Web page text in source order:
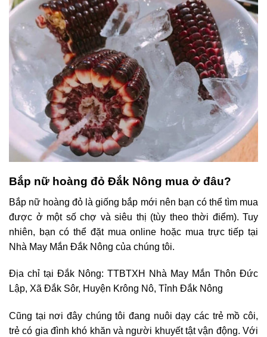
Bắp nữ hoàng đỏ Đắk Nông mua ở đâu?
Bắp nữ hoàng đỏ là giống bắp mới nên bạn có thể tìm mua
được ở một số chợ và siêu thị (tùy theo thời điểm). Tuy
nhiên, bạn có thể đặt mua online hoặc mua trực tiếp tại
Nhà May Mắn Đắk Nông của chúng tôi.
Địa chỉ tại Ðắk Nông: TTBTXH Nhà May Mắn Thôn Đức
Lập, Xã Đắk Sôr, Huyện Krông Nô, Tỉnh Đắk Nông
Cũng tại nơi đây chúng tôi đang nuôi dạy các trẻ mồ côi,
trẻ có gia đình khó khăn và người khuyết tật vận động. Với